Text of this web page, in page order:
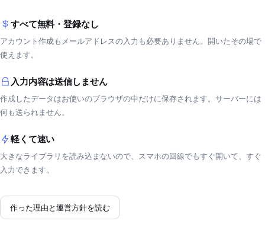
すべて無料・登録なし
アカウント作成もメールアドレスの入力も必要ありません。開いたその場で
使えます。
入力内容は送信しません
作成したデータはお使いのブラウザの中だけに保存されます。サーバーには
何も送られません。
軽くて速い
大きなライブラリを読み込まないので、スマホの回線でもすぐ開いて、すぐ
入力できます。
作った理由と運営方針を読む